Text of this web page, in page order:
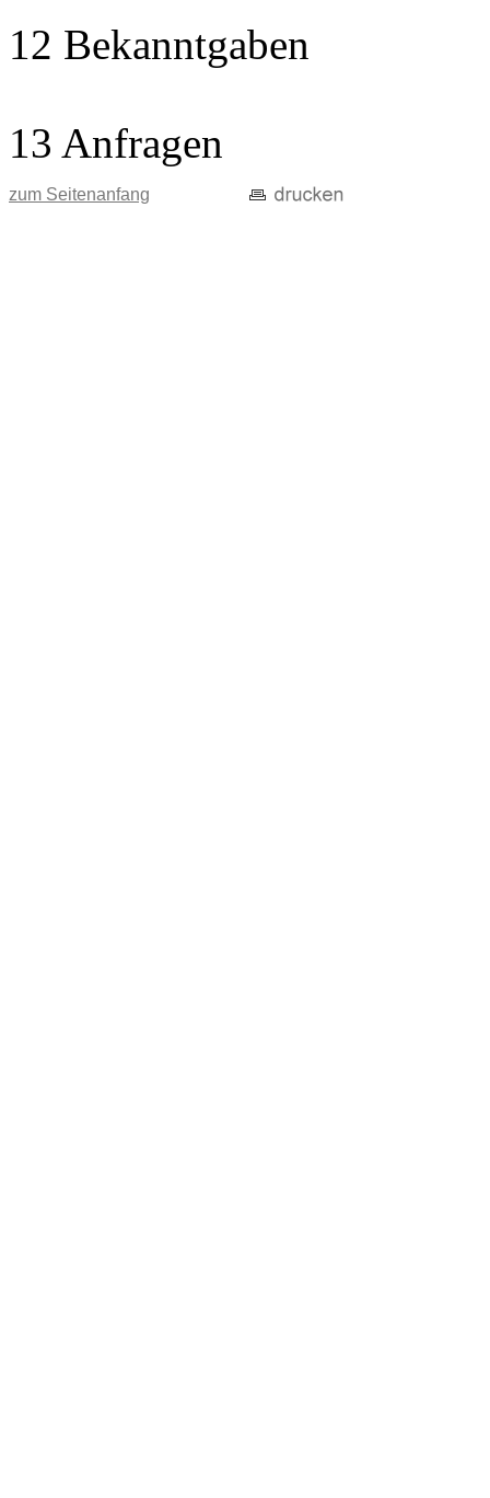
12 Bekanntgaben
13 Anfragen
zum Seitenanfang